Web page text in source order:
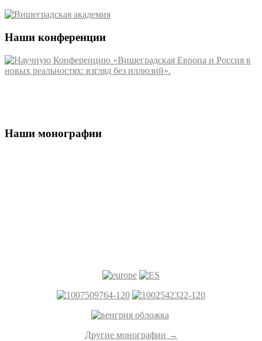
Наши конференции
Наши монографии
Другие монографии →